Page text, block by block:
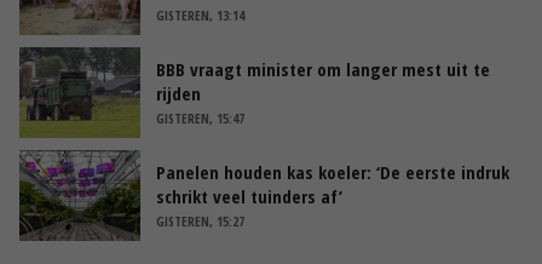
GISTEREN, 13:14
BBB vraagt minister om langer mest uit te
rijden
GISTEREN, 15:47
Panelen houden kas koeler: ‘De eerste indruk
schrikt veel tuinders af’
GISTEREN, 15:27